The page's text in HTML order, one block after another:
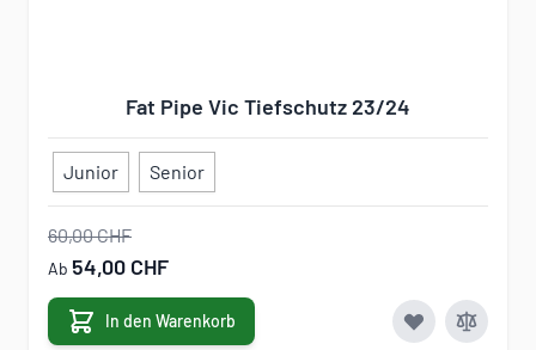
Fat Pipe Vic Tiefschutz 23/24
Junior Senior
60,00 CHF
Ab 54,00 CHF
In den Warenkorb